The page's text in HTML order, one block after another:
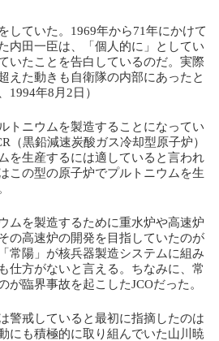
ていた。1969年から71年にかけて
内田一臣は、「個人的に」としてい
いたことを告白しているのだ。実際
えた動きも自衛隊の内部にあったと
1994年8月2日）
トニウムを製造することになってい
（黒鉛減速炭酸ガス冷却型原子炉）
を生産するには適していると言われ
この型の原子炉でプルトニウムを生
ムを製造するために重水炉や高速炉
の高速炉の開発を目指していたのが
常陽」が核兵器製造システムに組み
仕方がないと言える。ちなみに、常
が臨界事故を起こしたJCOだった。
警戒していると最初に指摘したのは
にも積極的に取り組んでいた山川暁